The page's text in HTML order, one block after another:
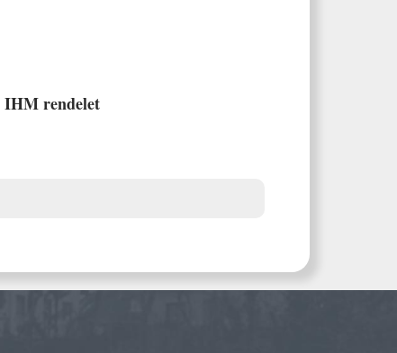
IHM rendelet